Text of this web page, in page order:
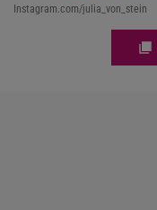
Instagram.com/julia_von_stein